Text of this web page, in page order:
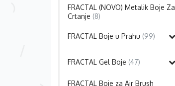
FRACTAL (NOVO) Metalik Boje Za
Crtanje (8)
FRACTAL Boje u Prahu (99)
FRACTAL Gel Boje (47)
FRACTAL Boje za Air Brush